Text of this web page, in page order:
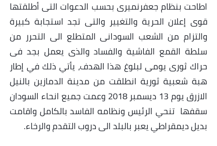
اطاحت بنظام جعفرنميرى بحسب الدعوات التى أطلقتها
قوى إعلان الحرية والتغيير والتى تجد استجابة كبيرة
والتزام من الشعب السودانى المتطلع الى التحرر من
سلطة القمع الفاشية والفساد والذى يعمل بجد فى
حراك ثورى يومى لبلوغ هذا الهدف، يأتي ذلك في إطار
هبة شعبية ثورية انطلقت من مدينة الدمازين بالنيل
الازرق يوم 13 ديسمبر 2018 وعمت جميع انحاء السودان
سقفها تنحي الرئيس ونظامه الفاسد بالكامل واقامت
بديل ديمقراطي يعبر بالبلد الى دروب التقدم والرخاء.